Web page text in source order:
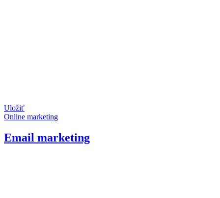
Uložiť
Online marketing
Email marketing